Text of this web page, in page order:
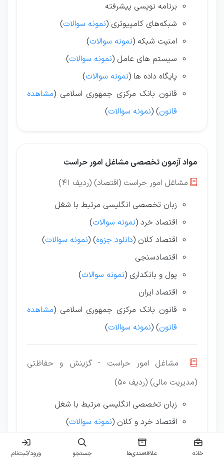
برنامه نویسی پیشرفته
شبکه‌های کامپیوتری (نمونه سوالات)
امنیت شبکه (نمونه سوالات)
سیستم های عامل (نمونه سوالات)
پایگاه داده ها (نمونه سوالات)
قانون بانک مرکزی جمهوری اسلامی (مشاهده
قانون) (نمونه سوالات)
مواد آزمون تخصصی مشاغل امور حراست

مشاغل امور حراست (اقتصاد) (ردیف 41)
زبان تخصصی انگلیسی مرتبط با شغل
اقتصاد خرد (نمونه سوالات)
اقتصاد کلان (دانلود جزوه)
(نمونه سوالات)
اقتصادسنجی
پول و بانکداری (نمونه سوالات)
اقتصاد ایران
قانون بانک مرکزی جمهوری اسلامی (مشاهده
قانون) (نمونه سوالات)

مشاغل امور حراست - گزینش و حفاظتی
(مدیریت مالی) (ردیف 50)
زبان تخصصی انگلیسی مرتبط با شغل
اقتصاد خرد و کلان (نمونه سوالات)
سرمایه‌گذاری و ریسک
مدیریت مالی
خانه علاقه‌مندی‌ها جستجو ورود/ثبت‌نام